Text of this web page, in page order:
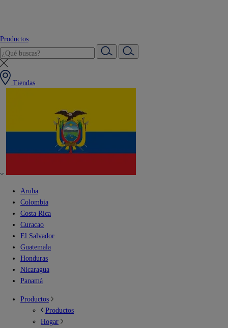
Productos
Tiendas
Aruba
Colombia
Costa Rica
Curacao
El Salvador
Guatemala
Honduras
Nicaragua
Panamá
Productos
Productos
Hogar